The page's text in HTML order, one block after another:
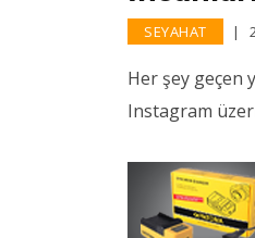
SEYAHAT
Her şey geçen
Instagram